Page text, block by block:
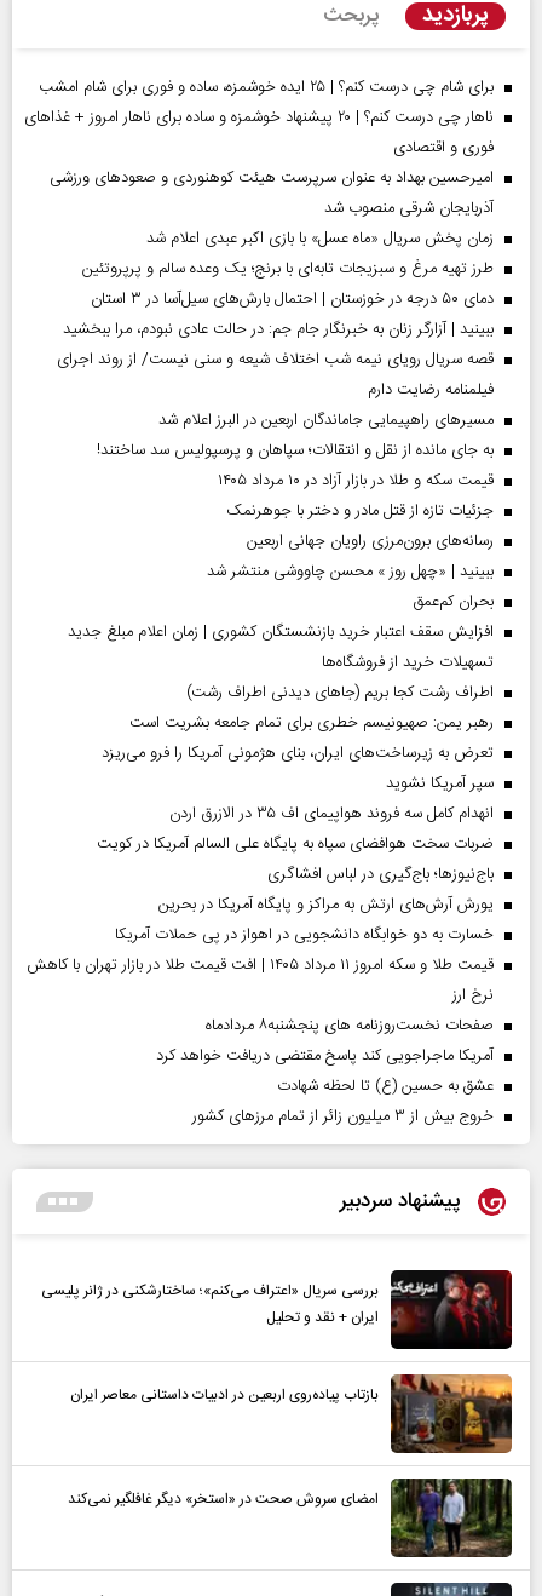
پربازدید پربحث
برای شام چی درست کنم؟ | ۲۵ ایده خوشمزه، ساده و فوری برای شام امشب
ناهار چی درست کنم؟ | ۲۰ پیشنهاد خوشمزه و ساده برای ناهار امروز + غذاهای
فوری و اقتصادی
امیرحسین بهداد به عنوان سرپرست هیئت کوهنوردی و صعودهای ورزشی
آذربایجان شرقی منصوب شد
زمان پخش سریال «ماه عسل» با بازی اکبر عبدی اعلام شد
طرز تهیه مرغ و سبزیجات تابه‌ای با برنج؛ یک وعده سالم و پرپروتئین
دمای ۵۰ درجه در خوزستان | احتمال بارش‌های سیل‌آسا در ۳ استان
ببینید | آزارگر زنان به خبرنگار جام جم: در حالت عادی نبودم، مرا ببخشید
قصه سریال رویای نیمه شب اختلاف شیعه و سنی نیست/ از روند اجرای
فیلمنامه رضایت دارم
مسیر‌های راهپیمایی جاماندگان اربعین در البرز اعلام شد
به جای مانده از نقل و انتقالات؛ سپاهان و پرسپولیس سد ساختند!
قیمت سکه و طلا در بازار آزاد در ۱۰ مرداد ۱۴۰۵
جزئیات تازه از قتل مادر و دختر با جوهرنمک
رسانه‌های برون‌مرزی راویان جهانی اربعین
ببینید | «چهل روز » محسن چاووشی منتشر شد
بحران کم‌عمق
افزایش سقف اعتبار خرید بازنشستگان کشوری | زمان اعلام مبلغ جدید
تسهیلات خرید از فروشگاه‌ها
اطراف رشت کجا بریم (جاهای دیدنی اطراف رشت)
رهبر یمن: صهیونیسم خطری برای تمام جامعه بشریت است
تعرض به زیرساخت‌های ایران، بنای هژمونی آمریکا را فرو می‌ریزد
سپر آمریکا نشوید
انهدام کامل سه فروند هواپیمای اف ۳۵ در الازرق اردن
ضربات سخت هوافضای سپاه به پایگاه علی السالم آمریکا در کویت
باج‌نیوزها؛ باج‌گیری در لباس افشاگری
یورش آرش‌های ارتش به مراکز و پایگاه‌ آمریکا در بحرین
خسارت به دو خوابگاه دانشجویی در اهواز در پی حملات آمریکا
قیمت طلا و سکه امروز ۱۱ مرداد ۱۴۰۵ | افت قیمت طلا در بازار تهران با کاهش
نرخ ارز
صفحات نخست‌روزنامه ها‌ی پنجشنبه‌۸ مردادماه
آمریکا ماجراجویی کند پاسخ مقتضی دریافت خواهد کرد
عشق به حسین (ع) تا لحظه شهادت
خروج بیش از ۳ میلیون زائر از تمام مرز‌های کشور
پیشنهاد سردبیر
بررسی سریال «اعتراف می‌کنم»؛ ساختارشکنی در ژانر پلیسی
ایران + نقد و تحلیل
بازتاب پیاده‌روی اربعین در ادبیات داستانی معاصر ایران
امضای سروش صحت در «استخر» دیگر غافلگیر نمی‌کند